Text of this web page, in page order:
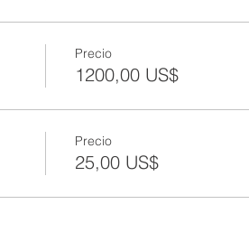
Precio
1200,00 US$
Precio
25,00 US$